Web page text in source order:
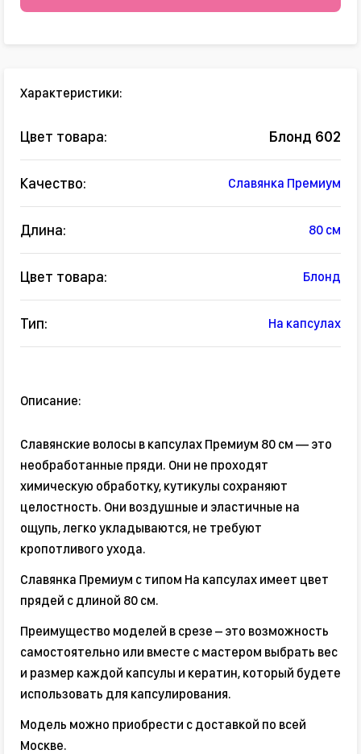
Характеристики:
Цвет товара: Блонд 602
Качество: Славянка Премиум
Длина: 80 см
Цвет товара: Блонд
Тип: На капсулах
Описание:
Славянские волосы в капсулах Премиум 80 см — это
необработанные пряди. Они не проходят
химическую обработку, кутикулы сохраняют
целостность. Они воздушные и эластичные на
ощупь, легко укладываются, не требуют
кропотливого ухода.
Славянка Премиум с типом На капсулах имеет цвет
прядей с длиной 80 см.
Преимущество моделей в срезе – это возможность
самостоятельно или вместе с мастером выбрать вес
и размер каждой капсулы и кератин, который будете
использовать для капсулирования.
Модель можно приобрести с доставкой по всей
Москве.